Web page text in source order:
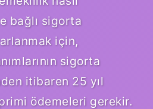
bağlı sigorta
için,
sigorta
itibaren 25 yıl
ödemeleri gerekir.